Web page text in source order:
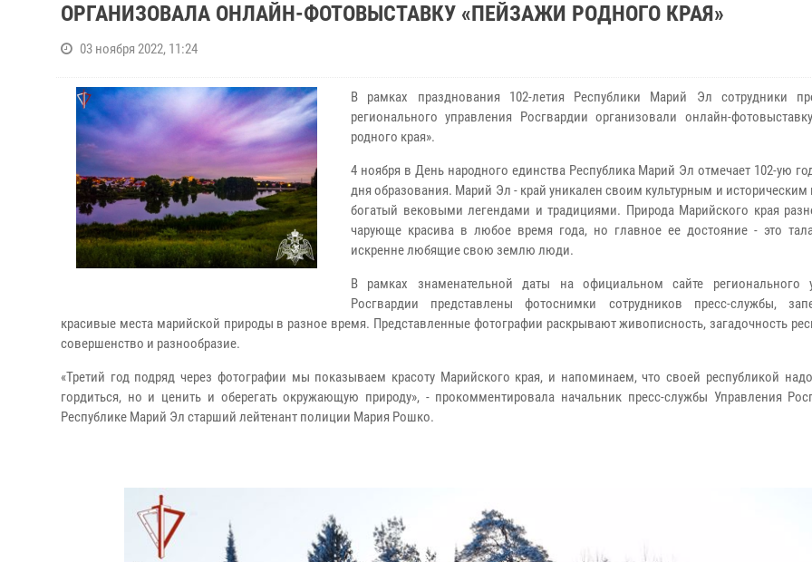
ОРГАНИЗОВАЛА ОНЛАЙН-ФОТОВЫСТАВКУ «ПЕЙЗАЖИ РОДНОГО КРАЯ»
03 ноября 2022, 11:24
В рамках празднования 102-летия Республики Марий Эл сотрудники
регионального управления Росгвардии организовали онлайн-
родного края».
4 ноября в День народного единства Республика Марий Эл отмечает 102-ую
дня образования. Марий Эл - край уникален своим культурным и
богатый вековыми легендами и традициями. Природа Марийского края
чарующе красива в любое время года, но главное ее достояние - это
искренне любящие свою землю люди.
В рамках знаменательной даты на официальном сайте регионального
Росгвардии представлены фотоснимки сотрудников пресс-службы,
красивые места марийской природы в разное время. Представленные фотографии раскрывают живописность, загадочность
совершенство и разнообразие.
«Третий год подряд через фотографии мы показываем красоту Марийского края, и напоминаем, что своей республикой
гордиться, но и ценить и оберегать окружающую природу», - прокомментировала начальник пресс-службы Управления
Республике Марий Эл старший лейтенант полиции Мария Рошко.